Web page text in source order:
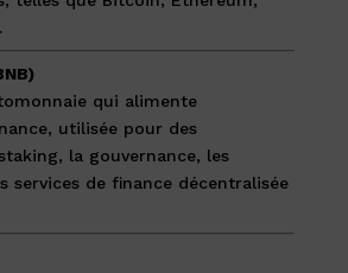
qui alimente
utilisée pour des
la gouvernance, les
services de finance décentralisée